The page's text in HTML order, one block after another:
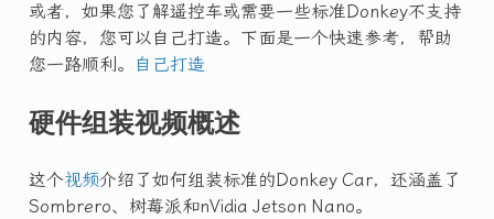
或者，如果您了解遥控车或需要一些标准Donkey不支持
的内容，您可以自己打造。下面是一个快速参考，帮助
您一路顺利。
自己打造
硬件组装视频概述
这个视频介绍了如何组装标准的Donkey Car，还涵盖了
Sombrero、树莓派和nVidia Jetson Nano。